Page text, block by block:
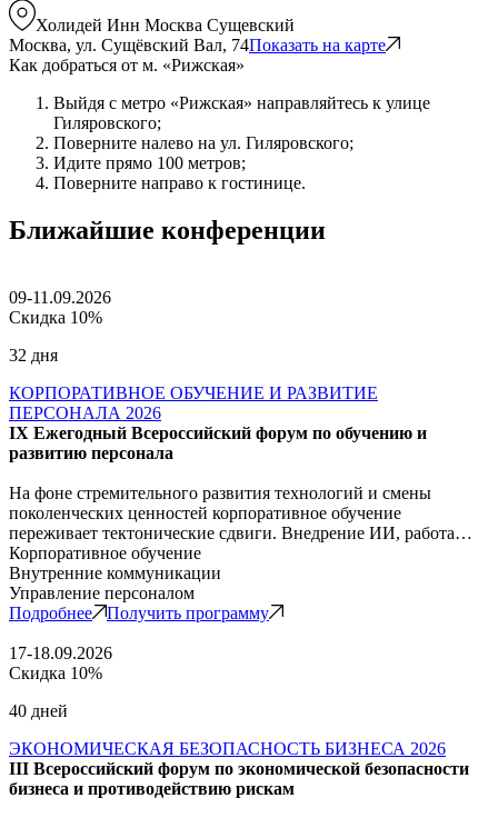
Холидей Инн Москва Сущевский
Москва, ул. Сущёвский Вал, 74Показать на карте
Как добраться от м. «Рижская»
Выйдя с метро «Рижская» направляйтесь к улице
Гиляровского;
Поверните налево на ул. Гиляровского;
Идите прямо 100 метров;
Поверните направо к гостинице.
Ближайшие конференции
09-11.09.2026
Скидка 10%
32 дня
КОРПОРАТИВНОЕ ОБУЧЕНИЕ И РАЗВИТИЕ
ПЕРСОНАЛА 2026
IX Ежегодный Всероссийский форум по обучению и
развитию персонала
На фоне стремительного развития технологий и смены
поколенческих ценностей корпоративное обучение
переживает тектонические сдвиги. Внедрение ИИ, работа…
Корпоративное обучение
Внутренние коммуникации
Управление персоналом
Подробнее
Получить программу
17-18.09.2026
Скидка 10%
40 дней
ЭКОНОМИЧЕСКАЯ БЕЗОПАСНОСТЬ БИЗНЕСА 2026
III Всероссийский форум по экономической безопасности
бизнеса и противодействию рискам